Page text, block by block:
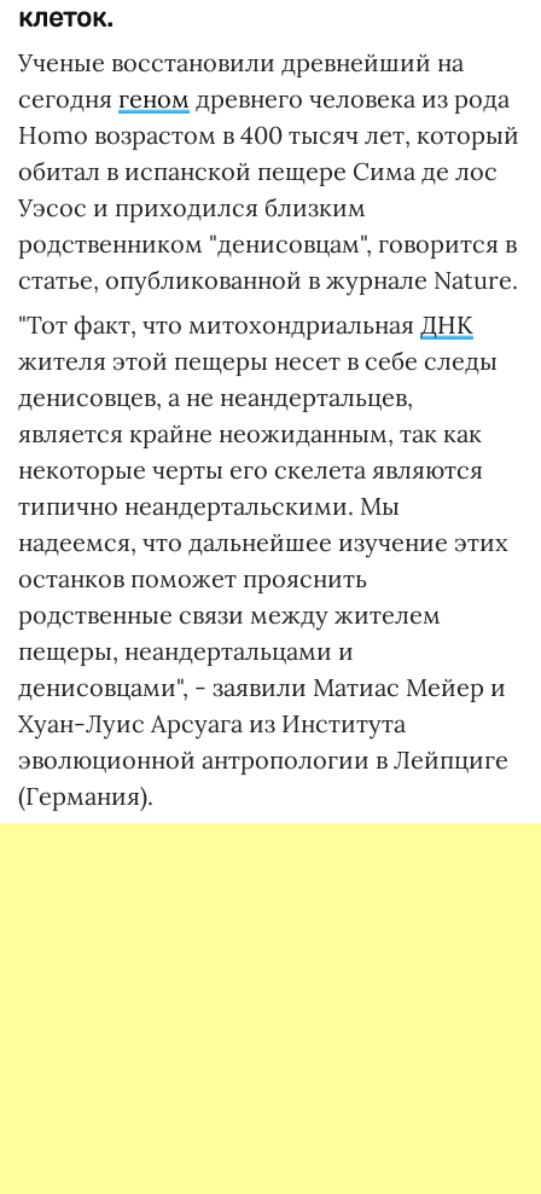
клеток.
Ученые восстановили древнейший на
сегодня геном древнего человека из рода
Homo возрастом в 400 тысяч лет, который
обитал в испанской пещере Сима де лос
Уэсос и приходился близким
родственником "денисовцам", говорится в
статье, опубликованной в журнале Nature.
"Тот факт, что митохондриальная ДНК
жителя этой пещеры несет в себе следы
денисовцев, а не неандертальцев,
является крайне неожиданным, так как
некоторые черты его скелета являются
типично неандертальскими. Мы
надеемся, что дальнейшее изучение этих
останков поможет прояснить
родственные связи между жителем
пещеры, неандертальцами и
денисовцами", - заявили Матиас Мейер и
Хуан-Луис Арсуага из Института
эволюционной антропологии в Лейпциге
(Германия).